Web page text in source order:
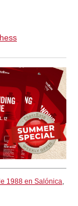
1988 en Salónica,